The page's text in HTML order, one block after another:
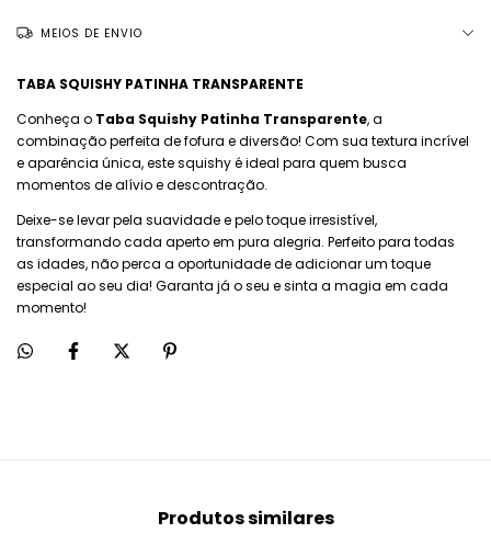
MEIOS DE ENVIO
TABA SQUISHY PATINHA TRANSPARENTE
Conheça o Taba Squishy Patinha Transparente, a
combinação perfeita de fofura e diversão! Com sua textura incrível
e aparência única, este squishy é ideal para quem busca
momentos de alívio e descontração.
Deixe-se levar pela suavidade e pelo toque irresistível,
transformando cada aperto em pura alegria. Perfeito para todas
as idades, não perca a oportunidade de adicionar um toque
especial ao seu dia! Garanta já o seu e sinta a magia em cada
momento!
Produtos similares